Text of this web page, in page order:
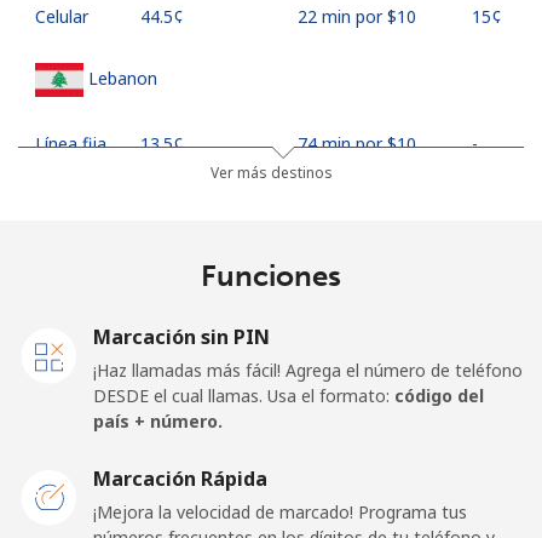
Celular ⁦44.5¢⁩ 22 min por ⁦$10⁩ ⁦15¢⁩
Lebanon
Línea fija ⁦13.5¢⁩ 74 min por ⁦$10⁩ -
Línea fija ⁦62.5¢⁩
⁦61.9¢⁩ 16 min por ⁦$10⁩ ⁦7¢⁩
Línea fija ⁦69.9¢⁩ 14 min por ⁦$10⁩
Ver más destinos
Funciones
Marcación sin PIN
¡Haz llamadas más fácil! Agrega el número de teléfono
DESDE el cual llamas. Usa el formato: código del
país + número.
Marcación Rápida
¡Mejora la velocidad de marcado! Programa tus